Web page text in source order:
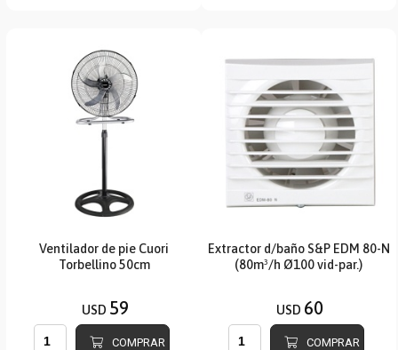
Ventilador de pie Cuori
Torbellino 50cm
USD 59
COMPRAR
Extractor d/baño S&P EDM 80-N
(80m³/h Ø100 vid-par.)
USD 60
COMPRAR